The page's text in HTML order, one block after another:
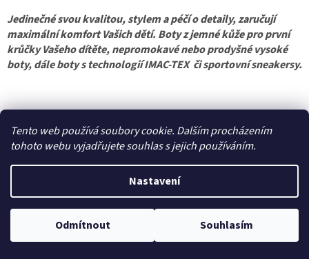
Tento web používá soubory cookie. Dalším procházením
tohoto webu vyjadřujete souhlas s jejich používáním.
Nastavení
Odmítnout Souhlasím
Poštovné a balné 87,- Kč prostřednictvím Zásilkovny na výdejní místo
Z-point, DPD CZ Pick up výdejní místo za 70,- Kč, DPD Private na adresu
za 125,- Kč, Zásilkovna domů za 120,- - při platbě převodem. Dobírka s
Jedinečné svou kvalitou, stylem a péčí o detaily, zaručují
maximální komfort Vašich dětí. Boty z jemné kůže pro první
krůčky Vašeho dítěte, nepromokavé nebo prodyšné vysoké
boty, dále boty s technologií IMAC-TEX či sportovní sneakersy.
Informace pro vás